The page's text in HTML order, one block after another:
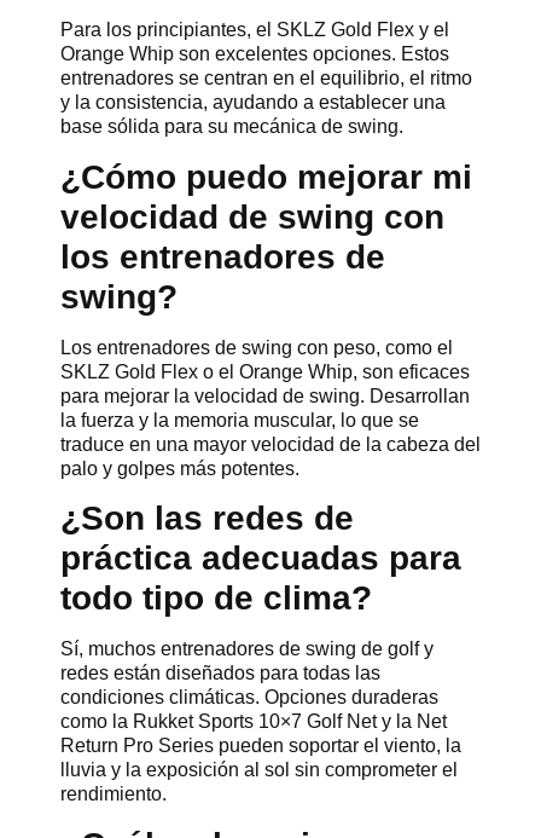
Para los principiantes, el SKLZ Gold Flex y el
Orange Whip son excelentes opciones. Estos
entrenadores se centran en el equilibrio, el ritmo
y la consistencia, ayudando a establecer una
base sólida para su mecánica de swing.
¿Cómo puedo mejorar mi
velocidad de swing con
los entrenadores de
swing?
Los entrenadores de swing con peso, como el
SKLZ Gold Flex o el Orange Whip, son eficaces
para mejorar la velocidad de swing. Desarrollan
la fuerza y la memoria muscular, lo que se
traduce en una mayor velocidad de la cabeza del
palo y golpes más potentes.
¿Son las redes de
práctica adecuadas para
todo tipo de clima?
Sí, muchos entrenadores de swing de golf y
redes están diseñados para todas las
condiciones climáticas. Opciones duraderas
como la Rukket Sports 10×7 Golf Net y la Net
Return Pro Series pueden soportar el viento, la
lluvia y la exposición al sol sin comprometer el
rendimiento.